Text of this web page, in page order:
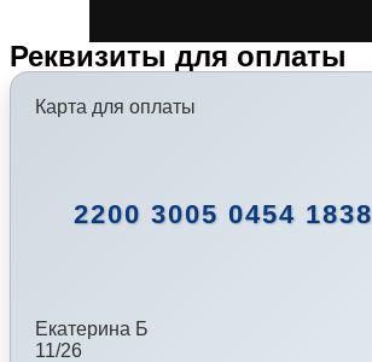
Реквизиты для оплаты
Карта для оплаты
2200 3005 0454 1838
Екатерина Б
11/26